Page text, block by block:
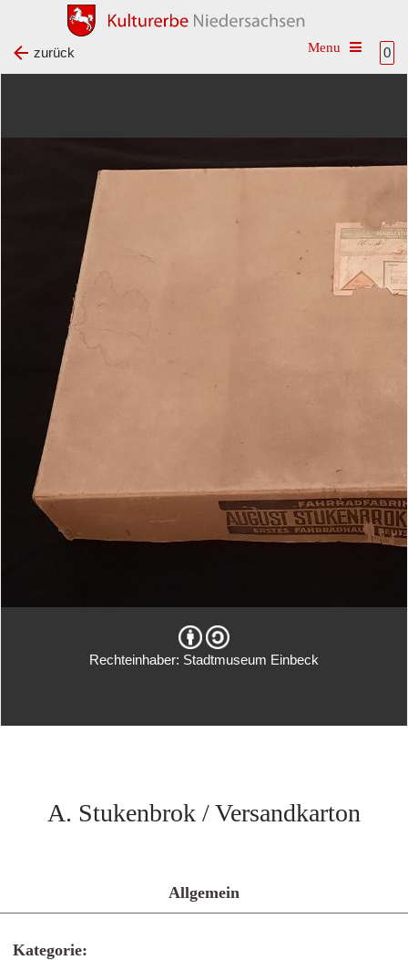
0
Toggle
zurück
Rechteinhaber: Stadtmuseum Einbeck
A. Stukenbrok / Versandkarton
Allgemein
Kategorie: